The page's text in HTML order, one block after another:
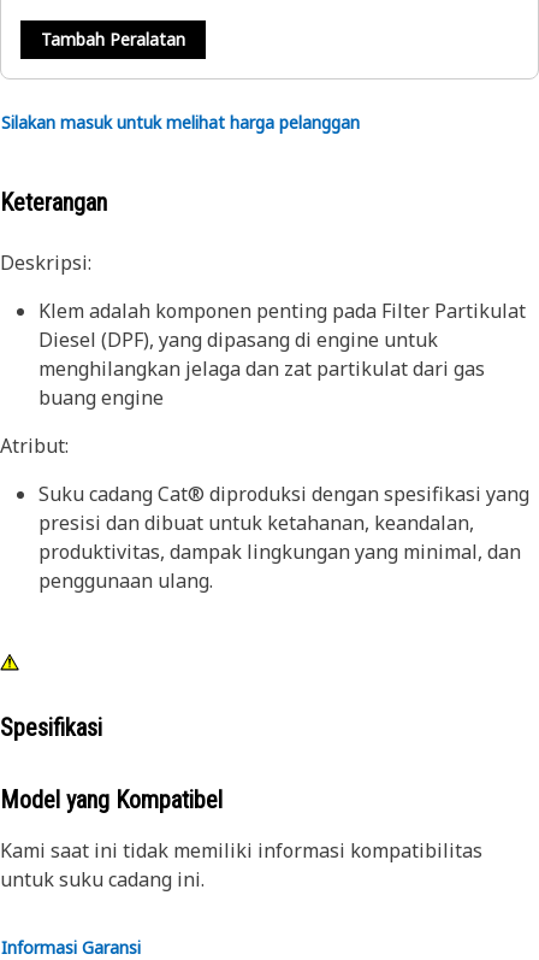
Tambah Peralatan
Silakan masuk untuk melihat harga pelanggan
Keterangan
Deskripsi:
Klem adalah komponen penting pada Filter Partikulat
Diesel (DPF), yang dipasang di engine untuk
menghilangkan jelaga dan zat partikulat dari gas
buang engine
Atribut:
Suku cadang Cat® diproduksi dengan spesifikasi yang
presisi dan dibuat untuk ketahanan, keandalan,
produktivitas, dampak lingkungan yang minimal, dan
penggunaan ulang.
Spesifikasi
Model yang Kompatibel
Kami saat ini tidak memiliki informasi kompatibilitas
untuk suku cadang ini.
Informasi Garansi